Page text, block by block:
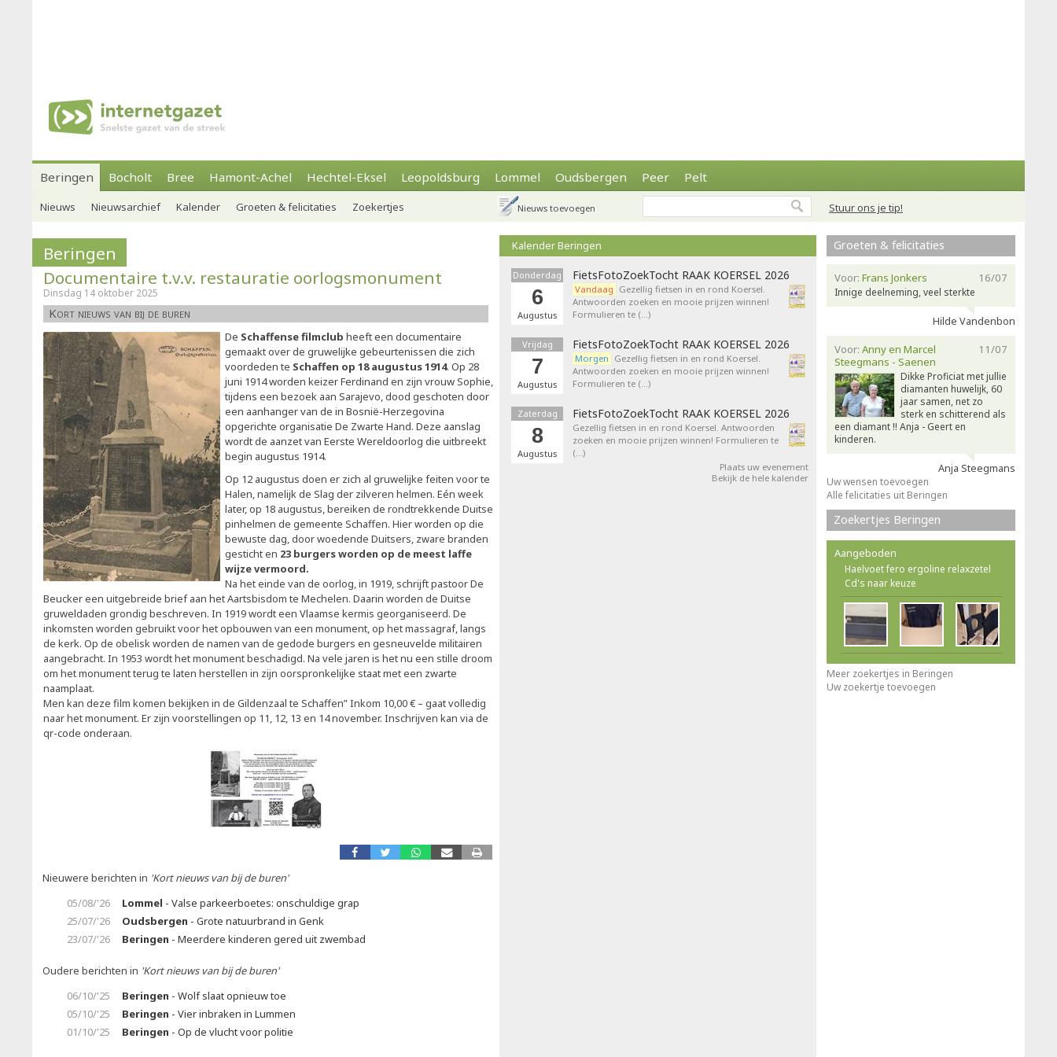
Beringen Bocholt Bree Hamont-Achel Hechtel-Eksel Leopoldsburg Lommel Oudsbergen Peer Pelt
Stuur ons je tip!
Nieuws Nieuwsarchief Kalender Groeten & felicitaties Zoekertjes Nieuws toevoegen
Beringen
Documentaire t.v.v. restauratie oorlogsmonument
Dinsdag 14 oktober 2025
Kort nieuws van bij de buren
De Schaffense filmclub heeft een documentaire
gemaakt over de gruwelijke gebeurtenissen die zich
voordeden te Schaffen op 18 augustus 1914. Op 28
juni 1914 worden keizer Ferdinand en zijn vrouw Sophie,
tijdens een bezoek aan Sarajevo, dood geschoten door
een aanhanger van de in Bosnië-Herzegovina
opgerichte organisatie De Zwarte Hand. Deze aanslag
wordt de aanzet van Eerste Wereldoorlog die uitbreekt
begin augustus 1914.
Op 12 augustus doen er zich al gruwelijke feiten voor te
Halen, namelijk de Slag der zilveren helmen. Eén week
later, op 18 augustus, bereiken de rondtrekkende Duitse
pinhelmen de gemeente Schaffen. Hier worden op die
bewuste dag, door woedende Duitsers, zware branden
gesticht en 23 burgers worden op de meest laffe
wijze vermoord.
Na het einde van de oorlog, in 1919, schrijft pastoor De
Beucker een uitgebreide brief aan het Aartsbisdom te Mechelen. Daarin worden de Duitse
gruweldaden grondig beschreven. In 1919 wordt een Vlaamse kermis georganiseerd. De
inkomsten worden gebruikt voor het opbouwen van een monument, op het massagraf, langs
de kerk. Op de obelisk worden de namen van de gedode burgers en gesneuvelde militairen
aangebracht. In 1953 wordt het monument beschadigd. Na vele jaren is het nu een stille droom
om het monument terug te laten herstellen in zijn oorspronkelijke staat met een zwarte
naamplaat.
Men kan deze film komen bekijken in de Gildenzaal te Schaffen” Inkom 10,00 € – gaat volledig
naar het monument. Er zijn voorstellingen op 11, 12, 13 en 14 november. Inschrijven kan via de
qr-code onderaan.
Nieuwere berichten in 'Kort nieuws van bij de buren'
05/08/'26
Lommel - Valse parkeerboetes: onschuldige grap
25/07/'26
Oudsbergen - Grote natuurbrand in Genk
23/07/'26
Beringen - Meerdere kinderen gered uit zwembad
Oudere berichten in 'Kort nieuws van bij de buren'
06/10/'25
Beringen - Wolf slaat opnieuw toe
05/10/'25
Beringen - Vier inbraken in Lummen
01/10/'25
Beringen - Op de vlucht voor politie
Kalender Beringen
Donderdag
6
Augustus
FietsFotoZoekTocht RAAK KOERSEL 2026
Vandaag Gezellig fietsen in en rond Koersel.
Antwoorden zoeken en mooie prijzen winnen!
Formulieren te (…)
Vrijdag
7
Augustus
FietsFotoZoekTocht RAAK KOERSEL 2026
Morgen Gezellig fietsen in en rond Koersel.
Antwoorden zoeken en mooie prijzen winnen!
Formulieren te (…)
Zaterdag
8
Augustus
FietsFotoZoekTocht RAAK KOERSEL 2026
Gezellig fietsen in en rond Koersel. Antwoorden
zoeken en mooie prijzen winnen! Formulieren te
(…)
Plaats uw evenement
Bekijk de hele kalender
Groeten & felicitaties
16/07
Voor: Frans Jonkers
Innige deelneming, veel sterkte
Hilde Vandenbon
11/07
Voor: Anny en Marcel
Steegmans - Saenen
Dikke Proficiat met jullie
diamanten huwelijk, 60
jaar samen, net zo
sterk en schitterend als
een diamant !! Anja - Geert en
kinderen.
Anja Steegmans
Uw wensen toevoegen
Alle felicitaties uit Beringen
Zoekertjes Beringen
Aangeboden
Haelvoet fero ergoline relaxzetel
Cd's naar keuze
Meer zoekertjes in Beringen
Uw zoekertje toevoegen